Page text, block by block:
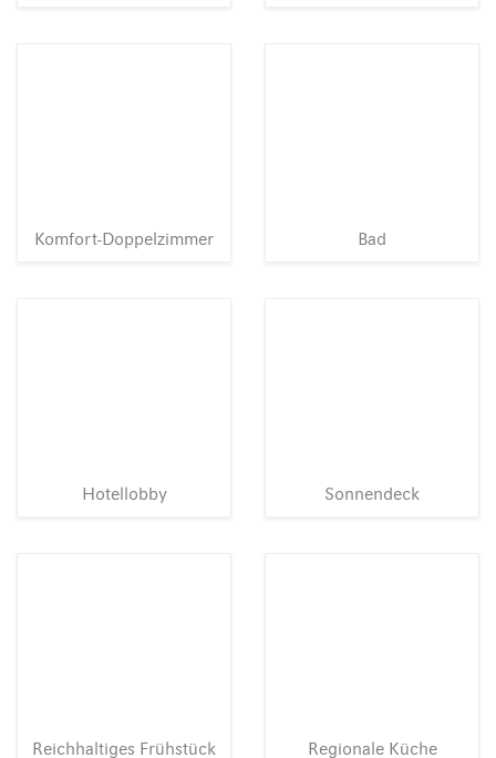
Komfort-Doppelzimmer Bad
Hotellobby Sonnendeck
Reichhaltiges Frühstück Regionale Küche